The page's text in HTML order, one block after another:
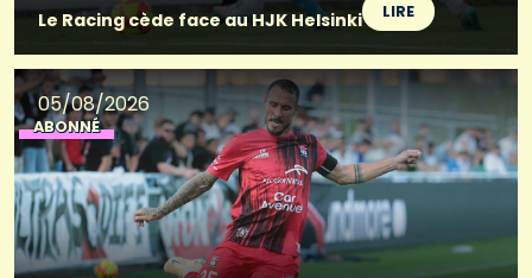
Le Racing cède face au HJK Helsinki
LIRE
05/08/2026
ABONNÉ